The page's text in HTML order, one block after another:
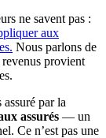
ne savent pas :
aux
Nous parlons de
provient
par la
assurés — un
Ce n’est pas une